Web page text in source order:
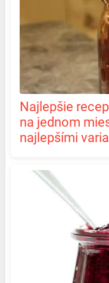
Najlepšie recepty na nakladané višne
na jednom
najlepšími